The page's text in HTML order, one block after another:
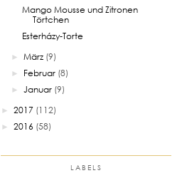
Mango Mousse und Zitronen
Törtchen
Esterházy-Torte
►März (9)
► Februar (8)
►Januar (9)
► 2017 (112)
► 2016 (58)
LABELS